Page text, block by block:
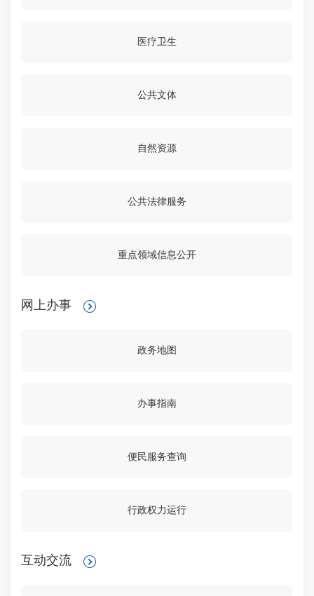
医疗卫生
公共文体
自然资源
公共法律服务
重点领域信息公开
网上办事
政务地图
办事指南
便民服务查询
行政权力运行
互动交流